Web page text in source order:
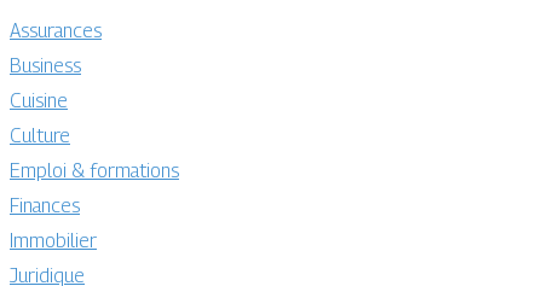
Assurances
Business
Cuisine
Culture
Emploi & formations
Finances
Immobilier
Juridique